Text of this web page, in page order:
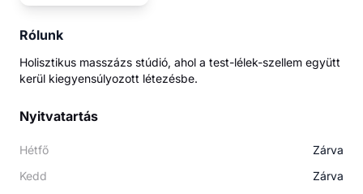
Rólunk
Holisztikus masszázs stúdió, ahol a test-lélek-szellem együtt
Nyitvatartás
Hétfő
Zárva
Kedd
Zárva